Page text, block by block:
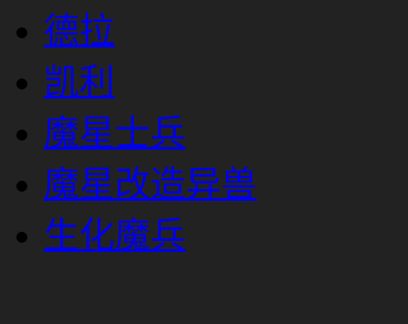
德拉
凯利
魔星士兵
魔星改造异兽
生化魔兵